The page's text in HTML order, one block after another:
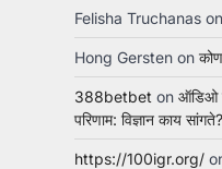
Felisha Truchanas on
Hong Gersten on
388betbet on ऑडिओ
परिणाम: विज्ञान काय सांगते?
https://100igr.org/